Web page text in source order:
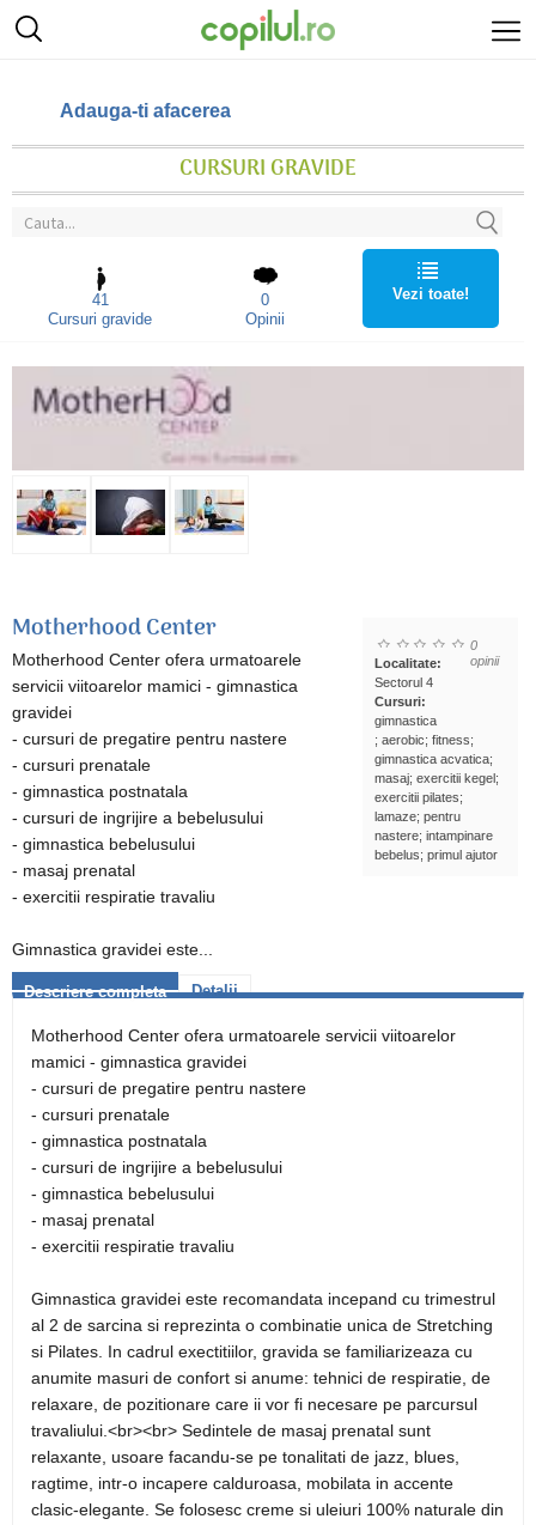
Adauga-ti afacerea
CURSURI GRAVIDE
41
Cursuri gravide
0
Opinii
Vezi toate!
0
opinii
Localitate:
Sectorul 4
Cursuri:
gimnastica
; aerobic; fitness;
gimnastica acvatica;
masaj; exercitii kegel;
exercitii pilates;
lamaze; pentru
nastere; intampinare
bebelus; primul ajutor
Motherhood Center
Motherhood Center ofera urmatoarele
servicii viitoarelor mamici - gimnastica
gravidei
- cursuri de pregatire pentru nastere
- cursuri prenatale
- gimnastica postnatala
- cursuri de ingrijire a bebelusului
- gimnastica bebelusului
- masaj prenatal
- exercitii respiratie travaliu
Gimnastica gravidei este...
Descriere completa Detalii
Motherhood Center ofera urmatoarele servicii viitoarelor
mamici - gimnastica gravidei
- cursuri de pregatire pentru nastere
- cursuri prenatale
- gimnastica postnatala
- cursuri de ingrijire a bebelusului
- gimnastica bebelusului
- masaj prenatal
- exercitii respiratie travaliu
Gimnastica gravidei este recomandata incepand cu trimestrul
al 2 de sarcina si reprezinta o combinatie unica de Stretching
si Pilates. In cadrul exectitiilor, gravida se familiarizeaza cu
anumite masuri de confort si anume: tehnici de respiratie, de
relaxare, de pozitionare care ii vor fi necesare pe parcursul
travaliului.<br><br> Sedintele de masaj prenatal sunt
relaxante, usoare facandu-se pe tonalitati de jazz, blues,
ragtime, intr-o incapere calduroasa, mobilata in accente
clasic-elegante. Se folosesc creme si uleiuri 100% naturale din